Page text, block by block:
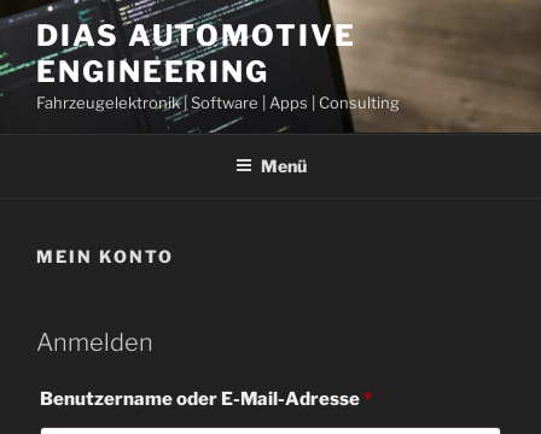
Zum
Inhalt
springen
DIAS AUTOMOTIVE
ENGINEERING
Fahrzeugelektronik | Software | Apps | Consulting
Menü
MEIN KONTO
Anmelden
Benutzername oder E-Mail-Adresse*Erforderlich